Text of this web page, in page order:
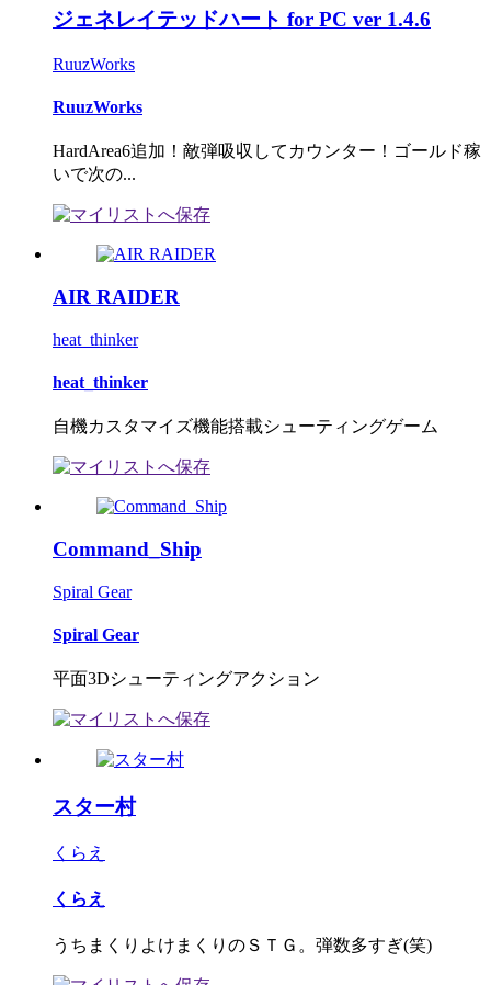
ジェネレイテッドハート for PC ver 1.4.6
RuuzWorks
RuuzWorks
HardArea6追加！敵弾吸収してカウンター！ゴールド稼
いで次の...
AIR RAIDER
heat_thinker
heat_thinker
自機カスタマイズ機能搭載シューティングゲーム
Command_Ship
Spiral Gear
Spiral Gear
平面3Dシューティングアクション
スター村
くらえ
くらえ
うちまくりよけまくりのＳＴＧ。弾数多すぎ(笑)